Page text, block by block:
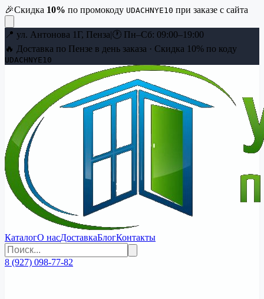
🎉Скидка 10% по промокоду UDACHNYE10 при заказе с сайта
📍 ул. Антонова 1Г, Пенза|🕐 Пн–Сб: 09:00–19:00
🔥 Доставка по Пензе в день заказа · Скидка 10% по коду
UDACHNYE10
КаталогО насДоставкаБлогКонтакты
8 (927) 098-77-82